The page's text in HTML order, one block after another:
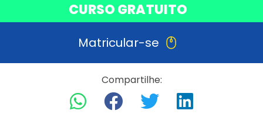
CURSO GRATUITO
Matricular-se
Compartilhe: